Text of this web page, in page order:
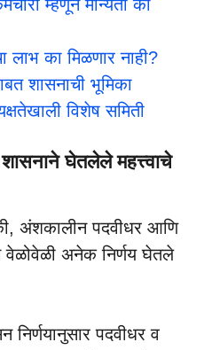
म्हणून मान्यता का
लाभ का मिळणार नाही?
शासनाची भूमिका
विशेष समिती
घेतलेले महत्त्वाचे
अंशकालीन पदवीधर आणि
वेळोवेळी अनेक निर्णय घेतले
निर्णयानुसार पदवीधर व